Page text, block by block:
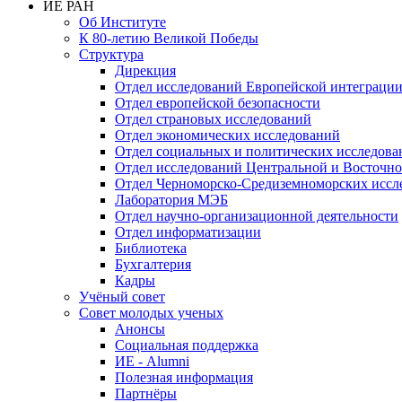
ИЕ РАН
Об Институте
К 80-летию Великой Победы
Структура
Дирекция
Отдел исследований Европейской интеграции
Отдел европейской безопасности
Отдел страновых исследований
Отдел экономических исследований
Отдел социальных и политических
Отдел исследований Центральной и
Отдел Черноморско-Средиземноморских
Лаборатория МЭБ
Отдел научно-организационной деятельности
Отдел информатизации
Библиотека
Бухгалтерия
Кадры
Учёный совет
Совет молодых ученых
Анонсы
Социальная поддержка
ИЕ - Alumni
Полезная информация
Партнёры